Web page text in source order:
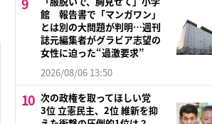
館 報告書で「マンガワン」
とは別の大問題が判明…週刊
誌元編集者がグラビア志望の
女性に迫った“過激要求”
2026/08/06 13:50
次の政権を取ってほしい党
3位 立憲民主、2位 維新を抑